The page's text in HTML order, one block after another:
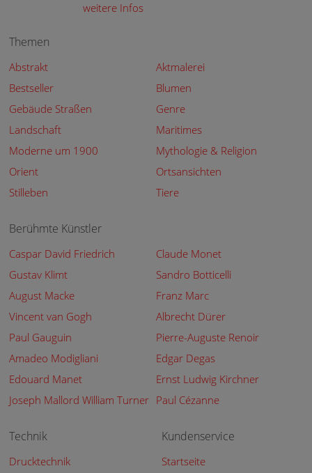
weitere Infos
Themen
Abstrakt
Aktmalerei
Bestseller
Blumen
Gebäude Straßen
Genre
Landschaft
Maritimes
Moderne um 1900
Mythologie & Religion
Orient
Ortsansichten
Stilleben
Tiere
Berühmte Künstler
Caspar David Friedrich
Claude Monet
Gustav Klimt
Sandro Botticelli
August Macke
Franz Marc
Vincent van Gogh
Albrecht Dürer
Paul Gauguin
Pierre-Auguste Renoir
Amadeo Modigliani
Edgar Degas
Edouard Manet
Ernst Ludwig Kirchner
Joseph Mallord William Turner Paul Cézanne
Technik
Drucktechnik
Kundenservice
Startseite